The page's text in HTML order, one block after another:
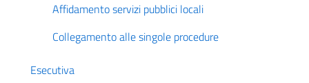
Affidamento servizi pubblici locali
Collegamento alle singole procedure
Esecutiva